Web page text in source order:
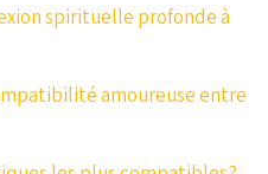
spirituelle profonde à
amoureuse entre